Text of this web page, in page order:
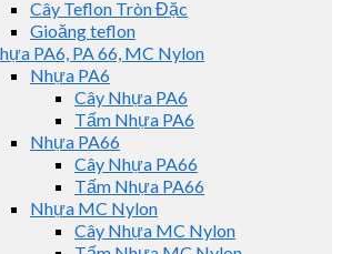
Cây Teflon Tròn Đặc
Gioăng teflon
PA6, PA 66, MC Nylon
Nhựa PA6
Cây Nhựa PA6
Tấm Nhựa PA6
Nhựa PA66
Cây Nhựa PA66
Tấm Nhựa PA66
Nhựa MC Nylon
Cây Nhựa MC Nylon